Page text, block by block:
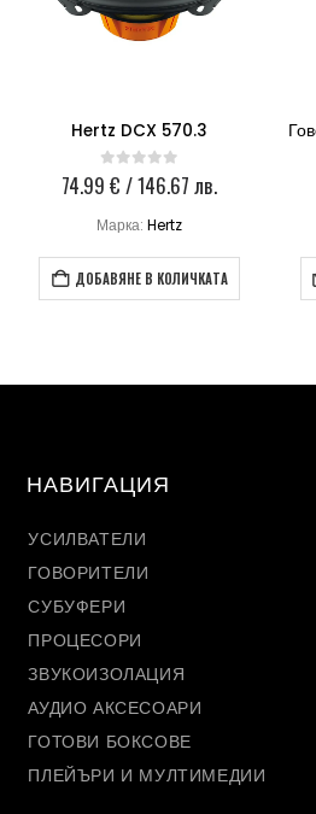
Hertz DCX 570.3
0 out of 5
74.99€ / 146.67 лв.
Марка:Hertz
ДОБАВЯНЕ В КОЛИЧКАТА
НАВИГАЦИЯ
УСИЛВАТЕЛИ
ГОВОРИТЕЛИ
СУБУФЕРИ
ПРОЦЕСОРИ
ЗВУКОИЗОЛАЦИЯ
АУДИО АКСЕСОАРИ
ГОТОВИ БОКСОВЕ
ПЛЕЙЪРИ И МУЛТИМЕДИИ